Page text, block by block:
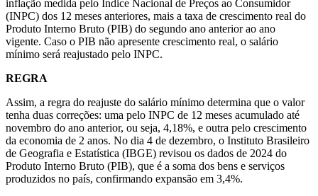
inflação medida pelo Índice Nacional de Preços ao Consumidor
(INPC) dos 12 meses anteriores, mais a taxa de crescimento real do
Produto Interno Bruto (PIB) do segundo ano anterior ao ano
vigente. Caso o PIB não apresente crescimento real, o salário
mínimo será reajustado pelo INPC.
REGRA
Assim, a regra do reajuste do salário mínimo determina que o valor
tenha duas correções: uma pelo INPC de 12 meses acumulado até
novembro do ano anterior, ou seja, 4,18%, e outra pelo crescimento
da economia de 2 anos. No dia 4 de dezembro, o Instituto Brasileiro
de Geografia e Estatística (IBGE) revisou os dados de 2024 do
Produto Interno Bruto (PIB), que é a soma dos bens e serviços
produzidos no país, confirmando expansão em 3,4%.